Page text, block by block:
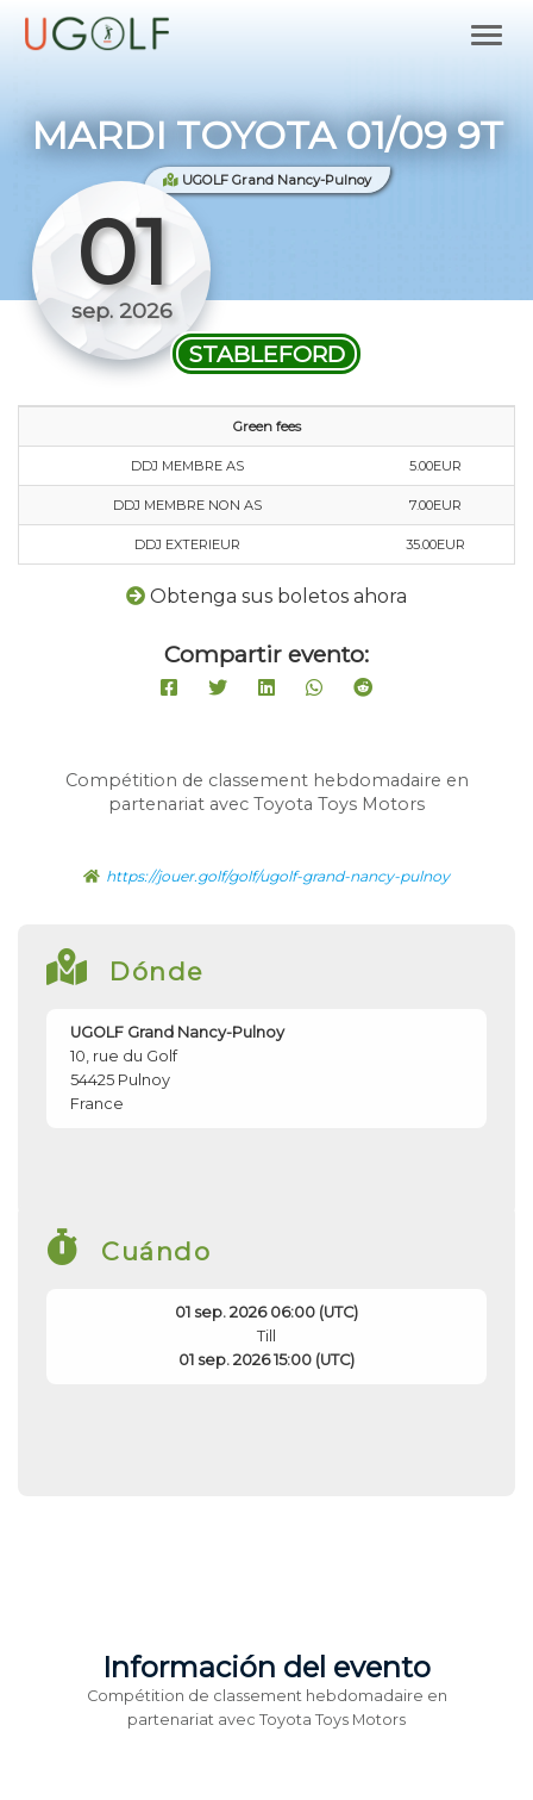
MARDI TOYOTA 01/09 9T
UGOLF Grand Nancy-Pulnoy
01
sep. 2026
STABLEFORD
Green fees
DDJ MEMBRE AS 5.00EUR
DDJ MEMBRE NON AS 7.00EUR
DDJ EXTERIEUR 35.00EUR
Obtenga sus boletos ahora
Compartir evento:
Compétition de classement hebdomadaire en
partenariat avec Toyota Toys Motors
https://jouer.golf/golf/ugolf-grand-nancy-pulnoy
Dónde
UGOLF Grand Nancy-Pulnoy
10, rue du Golf
54425 Pulnoy
France
Cuándo
01 sep. 2026 06:00 (UTC)
Till
01 sep. 2026 15:00 (UTC)
Información del evento
Compétition de classement hebdomadaire en
partenariat avec Toyota Toys Motors